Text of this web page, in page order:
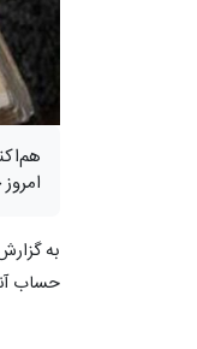
به
حساب